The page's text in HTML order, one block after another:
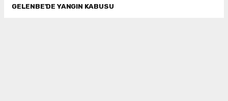
GELENBE'DE YANGIN KABUSU